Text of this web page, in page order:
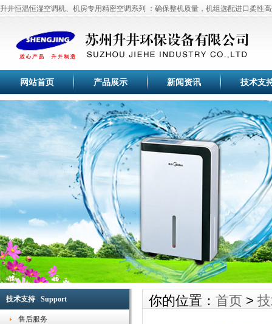
湿机、调温除湿机系列采用先进高效旋转式压缩机、高效换热器、大风量低噪音外转
国家标准，售前、售中与售后全过程精心跟踪服务,缔造工业除湿机、除湿器、工业
器、湿膜加湿机、离心加湿器、离心加湿机等空气除湿设备与空气加湿设备行业知名
升井恒温恒湿空调机、机房专用精密空调系列 ：确保整机质量，机组选配进口柔性
用日本欧姆龙产品。机组设有多项运行指示和故障显示功能。单机、多机工作均可实
制，也可根据用户要求配置通信接口，实现远距离集中显示与控制。
机、抽湿机、去湿机、空气加湿器、加湿机、恒温恒湿空调机等空气除湿设备与空气
在业内的品牌优势积累了丰富宝贵的除湿机、加湿器经验和优质的客户群体，帮助合
升井除湿机,加湿器,吸尘器已于全线通过3C认证。升井除湿机,苏州除湿机,苏州除湿
湿器,苏州加湿器,苏州加湿器,加湿机，苏州加湿机,升井加湿机荣获苏州信得过品牌称
中国除湿机行业优秀品牌，苏州升井为您提供高品质家用除湿机,工业除湿机,苏州除
机,加湿器,江苏加湿器,杭州加湿器,加湿机荣获2010年江苏省质量信得过企业称号。
中国人民武装警察8724部队使用升井工业除湿机、工业抽湿机、管道除湿机百余台，
稳定，管道除湿机全年运行正常，得到好评，苏州中烟工业公司使用升井工业除湿机
湿机、管道除湿机30余台，长年运行稳定，效果良好，得到客户一致好评！
升井工业用空气除湿机利用机械制冷及冷冻干燥的原理,把潮湿空气吸入蒸发器降到
下,使空气中的气态水凝结成水珠分离,再通过冷冻压缩机冷凝热升温后排出,达到除湿
用本产品可有效保持空气干燥,从而降低了空气的相对湿度,抑制霉菌的生长,维持湿度
物品因受潮、腐蚀、变质而造成的损失.
升井工业除湿机,具有智能湿度恒定控制系统,用户可根据生产的需要,将所需要的湿度
气除湿机微电脑控制系统内,自动控制空气除湿机、抽湿机的停开机,通过自动控制实
除湿效果,降低空气除湿机运行成本。
升井除湿器适用范围:本产品为整体柜式空气除湿器,在空气调节过程中,适用于电子、
器、生物工程、医药食品、化妆品、锂电池、印刷、地下工程及国防工程等所有需要
处理的场所。
我们对各种外购原材料进行严格检验，以确保它们满足升井除湿机、加湿器高品质的
避免它们存在可能出现的弱点，而更多的时间是花在对产品运行状况的多方面调查上
格的质量控制，致使升井除湿机、加湿器产品各个方面均能满足行业标准。
严谨的质量管理方案证明我们的除湿机、加湿器的性能是优质的，因此，各地的工程
及我们的一些主要客户）自然认可我们的模式。
苏州升井空气除湿机、空气加湿器将不断关注用户的发展，了解用户的真正需求，并
究、开发最新、最尖端的技术，并坚持采用最先进、最顶级的材质，生产出最卓越、
品。我们将长期秉承“专业缔造品质，服务塑造形象”的企业理念，为用户提供更好除
湿机、加湿器、加湿机产品及优质的湿度解决方案，直至成为业界的楷模。没有任何
高品质 除湿机 、抽湿机、工业除湿机 ,来自苏州升井,品质百分百！苏州升井专业提供:
抽湿机、
工业除湿机 、工业抽湿机、除湿器、 管道除湿机、抽湿机、去湿机、除湿器
湿机、调温除湿机系列采用先进高效旋转式压缩机、高效换热器、大风量低噪音外转
使空气干燥器的除湿效果满足于国家标准。
升井除湿机、抽湿机技术上的权威性,个性化的产品设计,使得升井除湿机、抽湿机的
国家标准，售前、售中与售后全过程精心跟踪服务,缔造工业除湿机、除湿器、工业
湿机、去湿机、空气加湿器、工业加湿器、加湿机、超声波加湿器、超声波加湿机、
器、湿膜加湿机、离心加湿器、离心加湿机等空气除湿设备与空气加湿设备行业知名
升井恒温恒湿空调机、机房专用精密空调系列 ：确保整机质量，机组选配进口柔性
缩机。膨胀阀、干燥过滤器、电磁阀、板式换热器均采用进口国外名牌产品。自动控
用日本欧姆龙产品。机组设有多项运行指示和故障显示功能。单机、多机工作均可实
制，也可根据用户要求配置通信接口，实现远距离集中显示与控制。
个性化的产品设计,售前与售后全过程细心的跟踪服务,巩固了空气除湿机、除湿器、
机、抽湿机、去湿机、空气加湿器、加湿机、恒温恒湿空调机等空气除湿设备与空气
在业内的品牌优势积累了丰富宝贵的除湿机、加湿器经验和优质的客户群体，帮助合
得成功。
升井除湿机,加湿器,吸尘器已于全线通过3C认证。升井除湿机,苏州除湿机,苏州除湿
湿器,苏州加湿器,苏州加湿器,加湿机，苏州加湿机,升井加湿机荣获苏州信得过品牌称
中国除湿机行业优秀品牌，苏州升井为您提供高品质家用除湿机,工业除湿机,苏州除
机,加湿器,江苏加湿器,杭州加湿器,加湿机荣获2010年江苏省质量信得过企业称号。
中国人民武装警察8724部队使用升井工业除湿机、工业抽湿机、管道除湿机百余台，
稳定，管道除湿机全年运行正常，得到好评，苏州中烟工业公司使用升井工业除湿机
湿机、管道除湿机30余台，长年运行稳定，效果良好，得到客户一致好评！
升井工业用空气除湿机利用机械制冷及冷冻干燥的原理,把潮湿空气吸入蒸发器降到
下,使空气中的气态水凝结成水珠分离,再通过冷冻压缩机冷凝热升温后排出,达到除湿
用本产品可有效保持空气干燥,从而降低了空气的相对湿度,抑制霉菌的生长,维持湿度
物品因受潮、腐蚀、变质而造成的损失.
升井工业除湿机,具有智能湿度恒定控制系统,用户可根据生产的需要,将所需要的湿度
气除湿机微电脑控制系统内,自动控制空气除湿机、抽湿机的停开机,通过自动控制实
除湿效果,降低空气除湿机运行成本。
升井除湿器适用范围:本产品为整体柜式空气除湿器,在空气调节过程中,适用于电子、
器、生物工程、医药食品、化妆品、锂电池、印刷、地下工程及国防工程等所有需要
处理的场所。
我们对各种外购原材料进行严格检验，以确保它们满足升井除湿机、加湿器高品质的
避免它们存在可能出现的弱点，而更多的时间是花在对产品运行状况的多方面调查上
格的质量控制，致使升井除湿机、加湿器产品各个方面均能满足行业标准。
严谨的质量管理方案证明我们的除湿机、加湿器的性能是优质的，因此，各地的工程
及我们的一些主要客户）自然认可我们的模式。
苏州升井空气除湿机、空气加湿器将不断关注用户的发展，了解用户的真正需求，并
网站首页 产品展示 新闻资讯 技术支
技术支持 Support
售后服务
你的位置： 首页 >